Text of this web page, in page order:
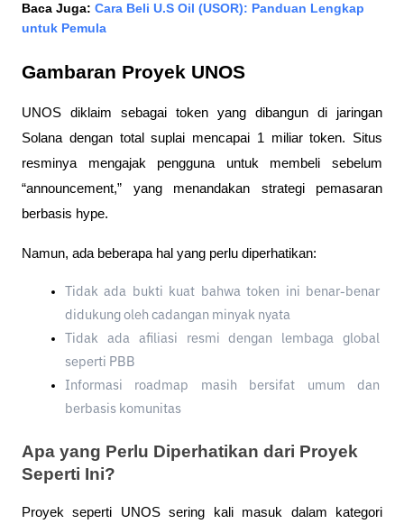
Baca Juga: Cara Beli U.S Oil (USOR): Panduan Lengkap
untuk Pemula
Gambaran Proyek UNOS
UNOS diklaim sebagai token yang dibangun di jaringan
Solana dengan total suplai mencapai 1 miliar token. Situs
resminya mengajak pengguna untuk membeli sebelum
“announcement,” yang menandakan strategi pemasaran
berbasis hype.
Namun, ada beberapa hal yang perlu diperhatikan:
Tidak ada bukti kuat bahwa token ini benar-benar
didukung oleh cadangan minyak nyata
Tidak ada afiliasi resmi dengan lembaga global
seperti PBB
Informasi roadmap masih bersifat umum dan
berbasis komunitas
Apa yang Perlu Diperhatikan dari Proyek
Seperti Ini?
Proyek seperti UNOS sering kali masuk dalam kategori